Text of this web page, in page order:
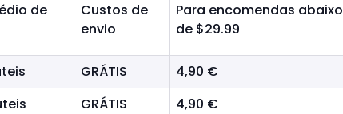
de
Custos de
envio
Para encomendas abaixo
de $29.99
GRÁTIS 4,90 €
GRÁTIS 4,90 €